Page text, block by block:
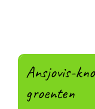
Ansjovis-
groenten